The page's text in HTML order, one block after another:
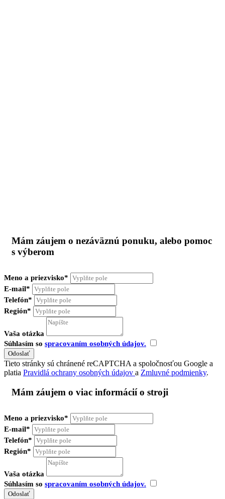
Mám záujem o nezáväznú ponuku, alebo pomoc
s výberom
Meno a priezvisko*
E-mail*
Telefón*
Región*
Vaša otázka
Súhlasím so spracovaním osobných údajov.
Tieto stránky sú chránené reCAPTCHA a spoločnosťou Google a
platia Pravidlá ochrany osobných údajov a Zmluvné podmienky.
Mám záujem o viac informácií o stroji
Meno a priezvisko*
E-mail*
Telefón*
Región*
Vaša otázka
Súhlasím so spracovaním osobných údajov.